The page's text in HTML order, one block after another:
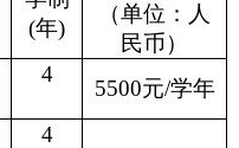
(年)
（单位：人
民币）
4
5500元/学年
4